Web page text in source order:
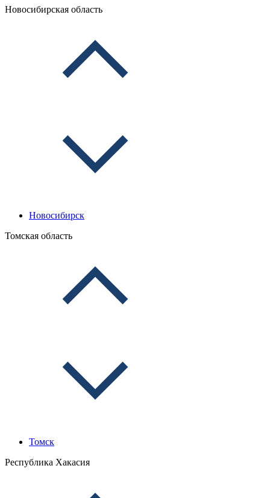
Новосибирская область
Новосибирск
Томская область
Томск
Республика Хакасия